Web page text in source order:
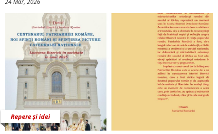
24 Mar, 2026
Repere și idei